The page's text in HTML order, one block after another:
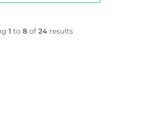
1 to 8 of 24 results